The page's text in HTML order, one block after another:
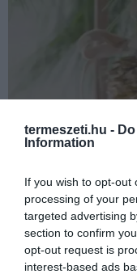
termeszeti.hu -
Information
If you wish to opt-out
processing of your
targeted advertising
section to confirm
opt-out request is
interest-based ads